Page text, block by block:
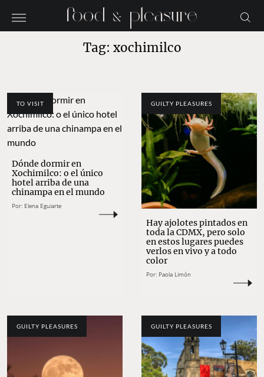
Tag: xochimilco
TO VISIT
Dónde dormir en
Xochimilco: o el único
hotel arriba de una
chinampa en el mundo
Por: Elena Eguiarte
GUILTY PLEASURES
Hay ajolotes pintados en
toda la CDMX, pero solo
en estos lugares puedes
verlos en vivo y a todo
color
Por: Paola Limón
GUILTY PLEASURES GUILTY PLEASURES